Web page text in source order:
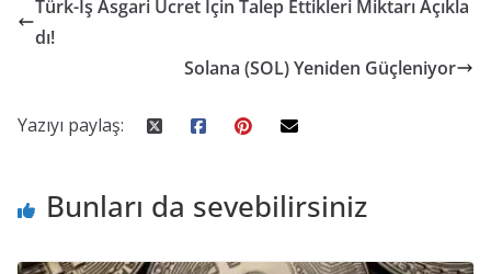
Türk-İş Asgari Ücret İçin Talep Ettikleri Miktarı Açıkla
dı!
Solana (SOL) Yeniden Güçleniyor
Yazıyı paylaş:
Bunları da sevebilirsiniz